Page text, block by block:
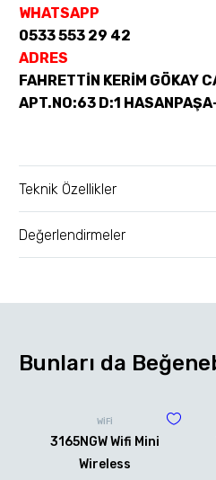
WHATSAPP
0533 553 29 42
ADRES
FAHRETTİN KERİM GÖKAY
APT.NO:63 D:1
Teknik Özellikler
Değerlendirmeler
Bunları da
WİFİ
3165NGW Wifi Mini
Wireless